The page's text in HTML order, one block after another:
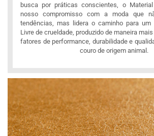
busca por práticas conscientes, o
nosso compromisso com a moda que
tendências, mas lidera o caminho para
Livre de crueldade, produzido de maneira
fatores de performance, durabilidade e
couro de origem animal.